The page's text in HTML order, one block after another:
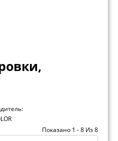
Показано 1 - 8 Из 8